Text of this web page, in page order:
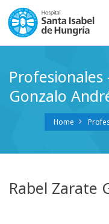
Profesionales
Gonzalo
Home
Rabel Zarate